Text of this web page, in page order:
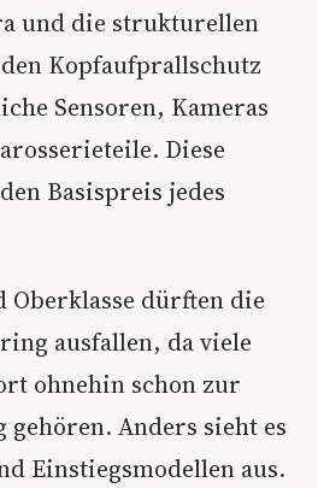
und die strukturellen
Kopfaufprallschutz
Sensoren, Kameras
Diese
Basispreis jedes
dürften die
ausfallen, da viele
ohnehin schon zur
gehören. Anders sieht es
Einstiegsmodellen aus.